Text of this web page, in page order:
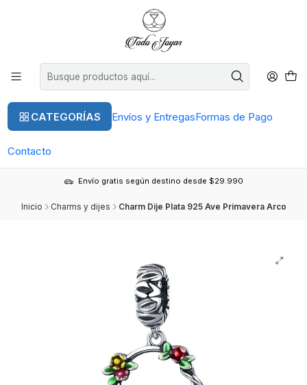
CATEGORÍAS Envíos y EntregasFormas de Pago
Contacto
Envío gratis según destino desde $29.990
Inicio Charms y dijes Charm Dije Plata 925 Ave Primavera Arco